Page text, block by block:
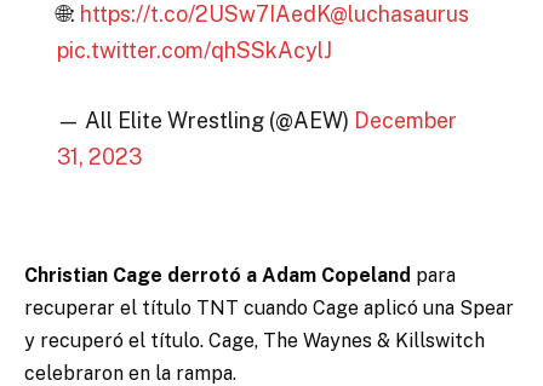
🌐: https://t.co/2USw7IAedK@luchasaurus
pic.twitter.com/qhSSkAcylJ
— All Elite Wrestling (@AEW) December
31, 2023
Christian Cage derrotó a Adam Copeland para
recuperar el título TNT cuando Cage aplicó una Spear
y recuperó el título. Cage, The Waynes & Killswitch
celebraron en la rampa.